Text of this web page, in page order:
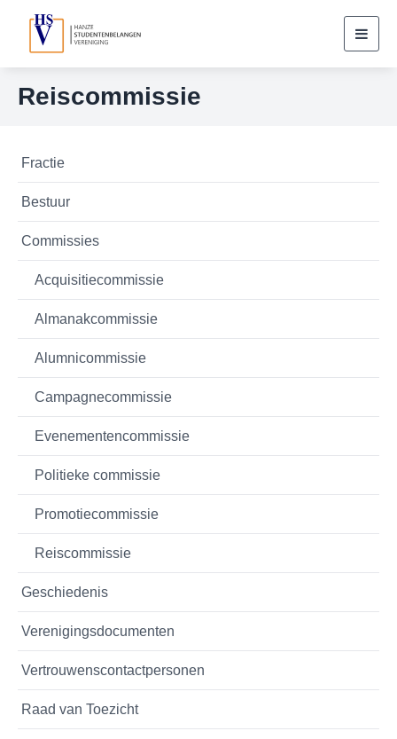
Reiscommissie
Fractie
Bestuur
Commissies
Acquisitiecommissie
Almanakcommissie
Alumnicommissie
Campagnecommissie
Evenementencommissie
Politieke commissie
Promotiecommissie
Reiscommissie
Geschiedenis
Verenigingsdocumenten
Vertrouwenscontactpersonen
Raad van Toezicht